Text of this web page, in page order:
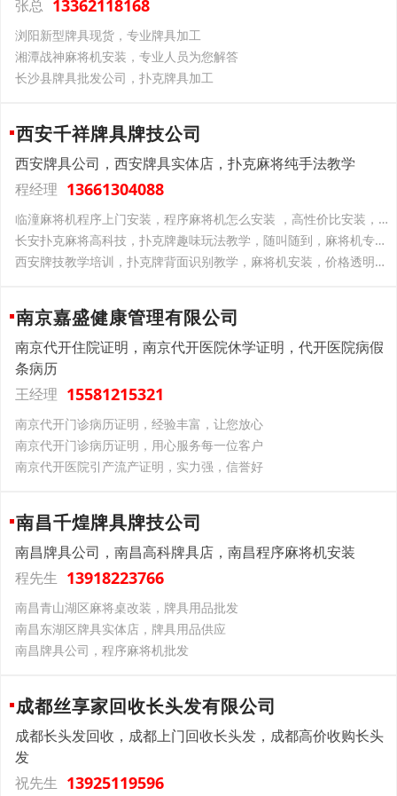
张总 13362118168
浏阳新型牌具现货，专业牌具加工
湘潭战神麻将机安装，专业人员为您解答
长沙县牌具批发公司，扑克牌具加工
西安千祥牌具牌技公司
西安牌具公司，西安牌具实体店，扑克麻将纯手法教学
程经理 13661304088
临潼麻将机程序上门安装，程序麻将机怎么安装 ，高性价比安装，麻将机好用不贵
长安扑克麻将高科技，扑克牌趣味玩法教学，随叫随到，麻将机专业安装
西安牌技教学培训，扑克牌背面识别教学，麻将机安装，价格透明无套路
南京嘉盛健康管理有限公司
南京代开住院证明，南京代开医院休学证明，代开医院病假
条病历
王经理 15581215321
南京代开门诊病历证明，经验丰富，让您放心
南京代开门诊病历证明，用心服务每一位客户
南京代开医院引产流产证明，实力强，信誉好
南昌千煌牌具牌技公司
南昌牌具公司，南昌高科牌具店，南昌程序麻将机安装
程先生 13918223766
南昌青山湖区麻将桌改装，牌具用品批发
南昌东湖区牌具实体店，牌具用品供应
南昌牌具公司，程序麻将机批发
成都丝享家回收长头发有限公司
成都长头发回收，成都上门回收长头发，成都高价收购长头
发
祝先生 13925119596